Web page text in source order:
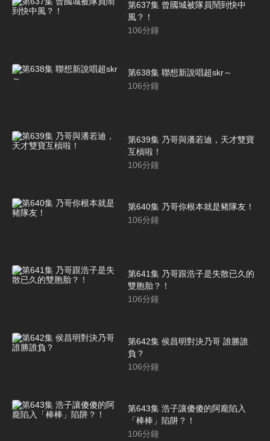
第637集 曾國城被隊員鬧到快中
風？！
106分鐘
第638集 聯想新說唱超skr～
106分鐘
第639集 乃哥與潘若迪，天才雙寶
互槓啦！
106分鐘
第640集 乃哥你根本就是豬隊友！
106分鐘
第641集 乃哥跟浩子是失散已久的
雙胞胎？！
106分鐘
第642集 侯昌明對決乃哥 誰勝誰
負？
106分鐘
第643集 浩子讓傻傻的阿龐陷入
「棒棒」陷阱？！
106分鐘